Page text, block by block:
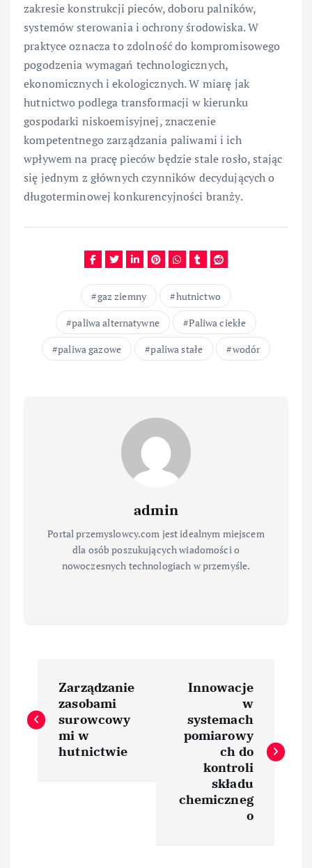
zakresie konstrukcji pieców, doboru palników,
systemów sterowania i ochrony środowiska. W
praktyce oznacza to zdolność do kompromisowego
pogodzenia wymagań technologicznych,
ekonomicznych i ekologicznych. W miarę jak
hutnictwo podlega transformacji w kierunku
gospodarki niskoemisyjnej, znaczenie
kompetentnego zarządzania paliwami i ich
wpływem na pracę pieców będzie stale rosło, stając
się jednym z głównych czynników decydujących o
długoterminowej konkurencyjności branży.
gaz ziemny
hutnictwo
paliwa alternatywne
Paliwa ciekłe
paliwa gazowe
paliwa stałe wodór
admin
Portal przemyslowcy.com jest idealnym miejscem
dla osób poszukujących wiadomości o
nowoczesnych technologiach w przemyśle.
a
Zarządzanie
zasobami
surowcowy
mi w
hutnictwie
Innowacje
w
systemach
pomiarowy
ch do
kontroli
składu
chemiczneg
o